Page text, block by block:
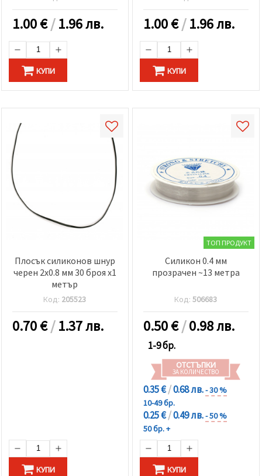
1.00€/1.96 лв.
КУПИ
1.00€/1.96 лв.
КУПИ
Плосък силиконов шнур
черен 2x0.8 мм 30 броя x1
метър
Код: 205523
0.70€/1.37 лв.
КУПИ
ТОП ПРОДУКТ
Силикон 0.4 мм
прозрачен ~13 метра
Код:506683
0.50€/0.98 лв.
1-9 бр.
ОТСТЪПКИ
ЗА КОЛИЧЕСТВО
0.35 €/0.68 лв.- 30 %
10-49 бр.
0.25 €/0.49 лв.- 50 %
50 бр. +
КУПИ